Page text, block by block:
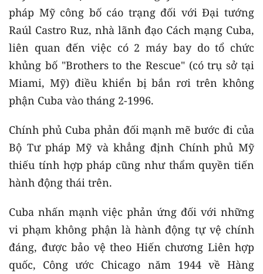
pháp Mỹ công bố cáo trạng đối với Đại tướng
Raúl Castro Ruz, nhà lãnh đạo Cách mạng Cuba,
liên quan đến việc có 2 máy bay do tổ chức
khủng bố "Brothers to the Rescue" (có trụ sở tại
Miami, Mỹ) điều khiển bị bắn rơi trên không
phận Cuba vào tháng 2-1996.
Chính phủ Cuba phản đối mạnh mẽ bước đi của
Bộ Tư pháp Mỹ và khẳng định Chính phủ Mỹ
thiếu tính hợp pháp cũng như thẩm quyền tiến
hành động thái trên.
Cuba nhấn mạnh việc phản ứng đối với những
vi phạm không phận là hành động tự vệ chính
đáng, được bảo vệ theo Hiến chương Liên hợp
quốc, Công ước Chicago năm 1944 về Hàng